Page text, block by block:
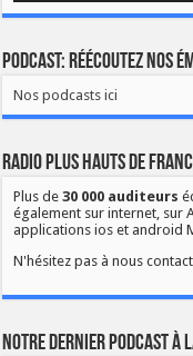
Podcast: Réécoutez nos
Nos podcasts ici
Radio Plus Hauts de
Plus de30 000 auditeurs
également sur internet, sur
applications ios et android
N'hésitez pas à nous
Notre dernier podcast à